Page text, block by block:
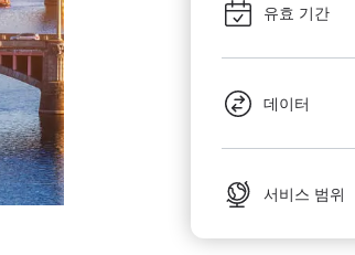
유효 기간
데이터
서비스 범위